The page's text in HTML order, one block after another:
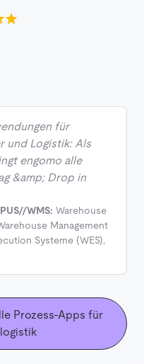
für
und Logistik: Als
engomo alle
&amp; Drop in
WMS: Warehouse
Management
Systeme (WES),
Prozess-Apps für